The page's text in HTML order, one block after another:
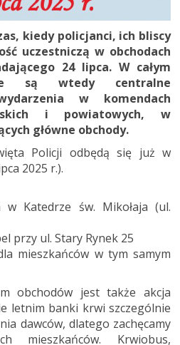
kiedy policjanci, ich bliscy
uczestniczą w obchodach
24 lipca. W całym
są wtedy centralne
w komendach
i powiatowych, w
główne obchody.
Policji odbędą się już w
2025 r.).
Katedrze św. Mikołaja (ul.
przy ul. Stary Rynek 25
mieszkańców w tym samym
obchodów jest także akcja
letnim banki krwi szczególnie
dawców, dlatego zachęcamy
mieszkańców. Krwiobus,